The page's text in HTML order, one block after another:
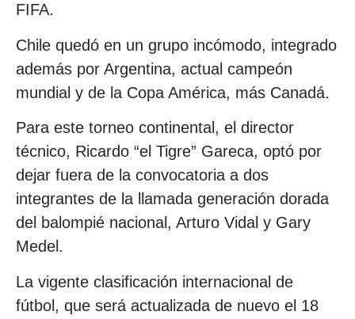
FIFA.
Chile quedó en un grupo incómodo, integrado
además por Argentina, actual campeón
mundial y de la Copa América, más Canadá.
Para este torneo continental, el director
técnico, Ricardo “el Tigre” Gareca, optó por
dejar fuera de la convocatoria a dos
integrantes de la llamada generación dorada
del balompié nacional, Arturo Vidal y Gary
Medel.
La vigente clasificación internacional de
fútbol, que será actualizada de nuevo el 18